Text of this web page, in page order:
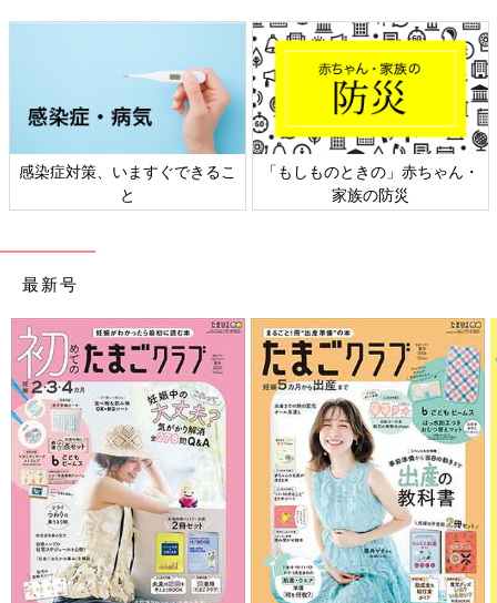
※記事内容でご紹介している投稿、リンク先は、削除される場合
があります。あらかじめご了承ください。
※記事の内容は記載当時の情報であり、現在と異なる場合があり
感染症対策、いますぐできるこ
と
「もしものときの」赤ちゃん・
家族の防災
最新号